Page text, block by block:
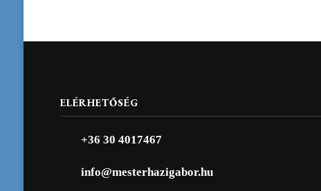
ELÉRHETŐSÉG
+36 30 4017467
info@mesterhazigabor.hu